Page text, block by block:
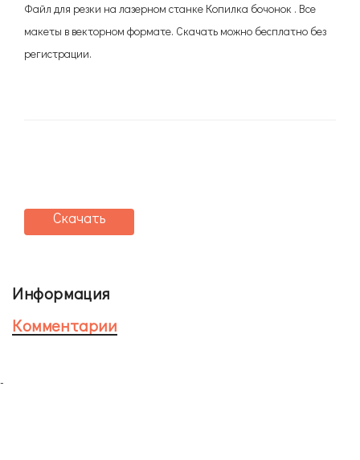
Файл для резки на лазерном станке Копилка бочонок . Все
макеты в векторном формате. Скачать можно бесплатно без
регистрации.
Скачать
Информация
Комментарии
-